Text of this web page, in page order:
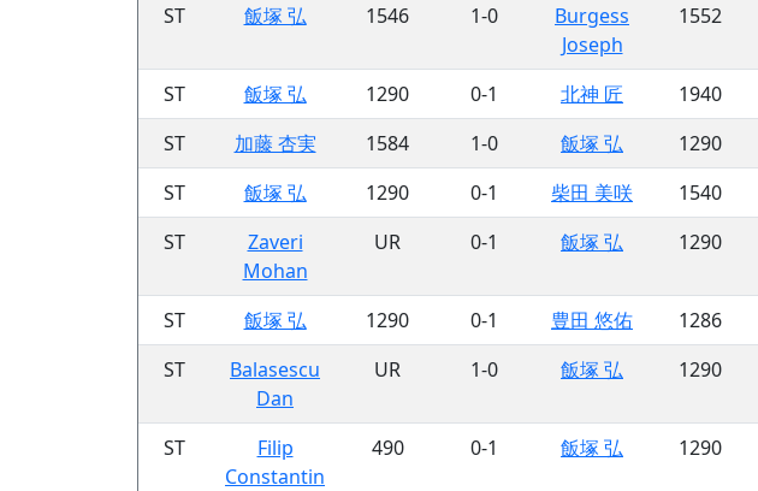
ST
飯塚 弘 1546 1-0
Burgess
Joseph
1552
ST 飯塚 弘 1290 0-1 北神 匠 1940
ST
加藤 杏実 1584 1-0 飯塚 弘 1290
ST
飯塚 弘 1290 0-1 柴田 美咲 1540
ST
Zaveri
Mohan
UR 0-1 飯塚 弘 1290
ST 飯塚 弘 1290 0-1 豊田 悠佑 1286
ST
Balasescu
Dan
UR 1-0 飯塚 弘 1290
ST
Filip
Constantin
490 0-1 飯塚 弘 1290